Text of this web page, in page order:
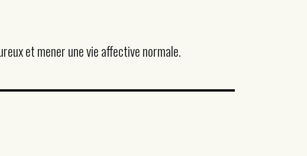
et mener une vie affective normale.